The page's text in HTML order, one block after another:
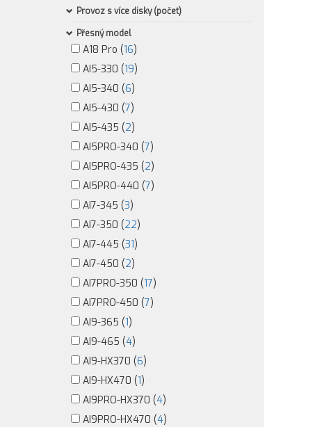
Provoz s více disky (počet)
Přesný model
A18 Pro (16)
AI5-330 (19)
AI5-340 (6)
AI5-430 (7)
AI5-435 (2)
AI5PRO-340 (7)
AI5PRO-435 (2)
AI5PRO-440 (7)
AI7-345 (3)
AI7-350 (22)
AI7-445 (31)
AI7-450 (2)
AI7PRO-350 (17)
AI7PRO-450 (7)
AI9-365 (1)
AI9-465 (4)
AI9-HX370 (6)
AI9-HX470 (1)
AI9PRO-HX370 (4)
AI9PRO-HX470 (4)